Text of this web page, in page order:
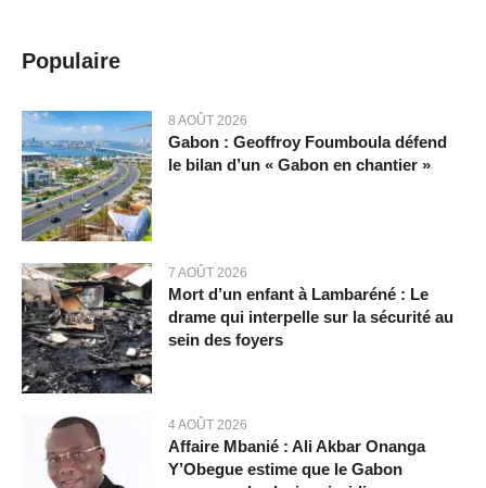
Populaire
8 AOÛT 2026
Gabon : Geoffroy Foumboula défend
le bilan d’un « Gabon en chantier »
7 AOÛT 2026
Mort d’un enfant à Lambaréné : Le
drame qui interpelle sur la sécurité au
sein des foyers
4 AOÛT 2026
Affaire Mbanié : Ali Akbar Onanga
Y’Obegue estime que le Gabon